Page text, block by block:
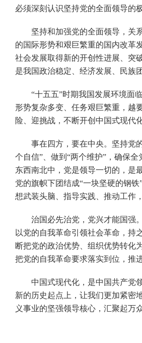
必须深刻认识坚持党的全面领导的
坚持和加强党的全面领导，关系
的国际形势和艰巨繁重的国内改革
社会发展取得新的开创性进展、突
是我国政治稳定、经济发展、民族
“十五五”时期我国发展环境面临
形势复杂多变、任务艰巨繁重，越
险、迎挑战，不断开创中国式现代
事在四方，要在中央。坚持党的
个自信”、做到“两个维护”，确保
东西南北中，党是领导一切的，是
党的旗帜下团结成“一块坚硬的钢
想武装头脑、指导实践、推动工作
治国必先治党，党兴才能国强。
以党的自我革命引领社会革命，持
断把党的政治优势、组织优势转化
把党的自我革命要求落实到位，推
中国式现代化，是中国共产党领
新的历史起点上，让我们更加紧密
义事业的坚强领导核心，汇聚起万